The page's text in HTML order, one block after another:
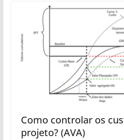
Como controlar os
projeto? (AVA)